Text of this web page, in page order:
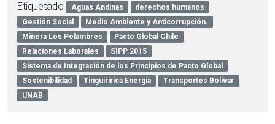
Etiquetado Aguas Andinas
derechos humanos
Gestión Social
Medio Ambiente y Anticorrupción.
Minera Los Pelambres
Pacto Global Chile
Relaciones Laborales
SIPP 2015
Sistema de Integración de los Principios de Pacto Global
Sostenibilidad
Tinguiririca Energía
Transportes Bolivar
UNAB